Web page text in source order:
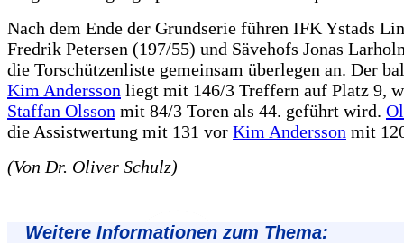
Nach dem Ende der Grundserie führen IFK Ystads
Fredrik Petersen (197/55) und Sävehofs Jonas
die Torschützenliste gemeinsam überlegen an. Der
Kim Andersson liegt mit 146/3 Treffern auf Platz 9,
Staffan Olsson mit 84/3 Toren als 44. geführt wird.
die Assistwertung mit 131 vor Kim Andersson mit
(Von Dr. Oliver Schulz)
Weitere Informationen zum Thema: